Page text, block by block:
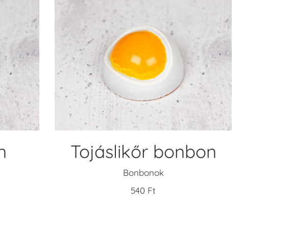
KOSÁRBA TESZEM
Tojáslikőr bonbon
Bonbonok
540 Ft